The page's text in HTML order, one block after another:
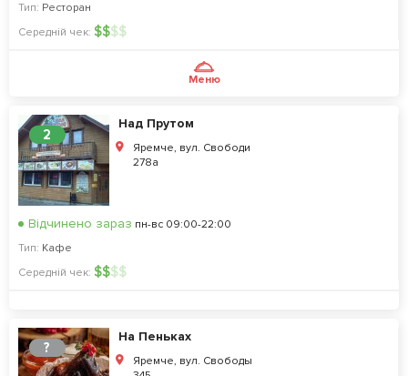
Тип: Ресторан
Середній чек: $$$$
Меню
2
Над Прутом
Яремче, вул. Свободи
278а
Відчинено зараз пн-вс 09:00-22:00
Тип: Кафе
Середній чек: $$$$
?
На Пеньках
Яремче, вул. Свободы